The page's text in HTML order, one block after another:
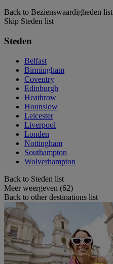
Back to Bezienswaardigheden list
Skip Steden list
Steden
Belfast
Birmingham
Coventry
Edinburgh
Heathrow
Hounslow
Leicester
Liverpool
Londen
Nottingham
Southampton
Wolverhampton
Back to Steden list
Meer weergeven (62)
Back to other destinations list